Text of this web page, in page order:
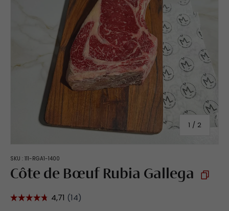
1 / de
2
SKU : 111-RGA1-1400
Côte de Bœuf Rubia Gallega